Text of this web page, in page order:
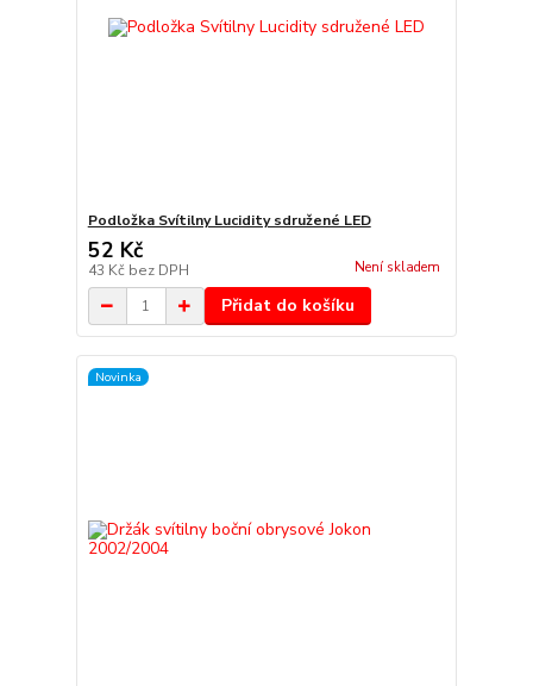
Podložka Svítilny Lucidity sdružené LED
52 Kč
43 Kč bez DPH Není skladem
Přidat do košíku
Novinka